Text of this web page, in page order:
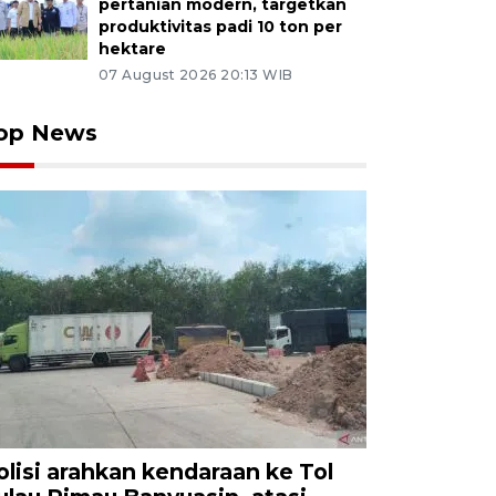
pertanian modern, targetkan
produktivitas padi 10 ton per
hektare
07 August 2026 20:13 WIB
News
arahkan kendaraan ke Tol